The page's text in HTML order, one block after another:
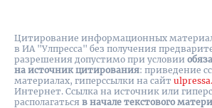
Цитирование информационных
в ИА "Улпресса" без получения
разрешения допустимо при условии
на источник цитирования: приведение
материалах, гиперссылки на cайт
Интернет. Ссылка на источник или
располагаться в начале текстового